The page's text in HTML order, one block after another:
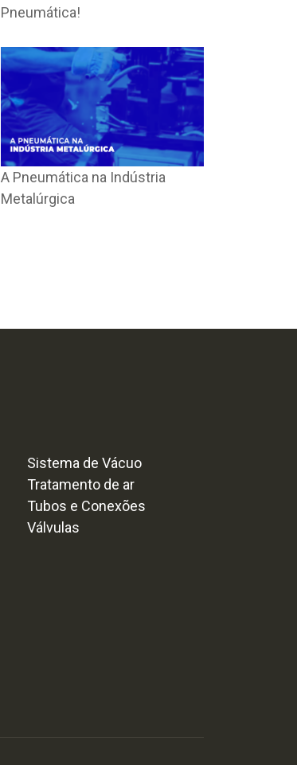
Pneumática!
A Pneumática na Indústria
Metalúrgica
Sistema de Vácuo
Tratamento de ar
Tubos e Conexões
Válvulas